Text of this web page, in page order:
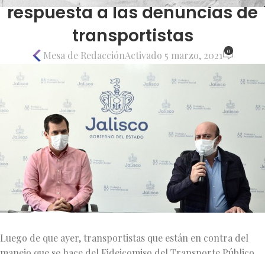
respuesta a las denuncias de
transportistas
Mesa de RedacciónActivado 5 marzo, 2021 0
Luego de que ayer, transportistas que están en contra del